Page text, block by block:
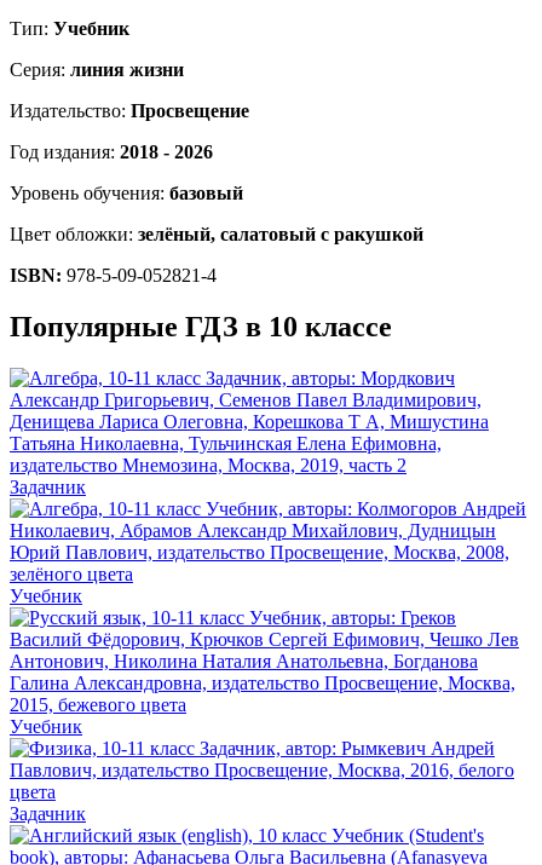
Тип: Учебник
Серия: линия жизни
Издательство: Просвещение
Год издания: 2018 - 2026
Уровень обучения: базовый
Цвет обложки: зелёный, салатовый с ракушкой
ISBN: 978-5-09-052821-4
Популярные ГДЗ в 10 классе
Задачник
Учебник
Учебник
Задачник